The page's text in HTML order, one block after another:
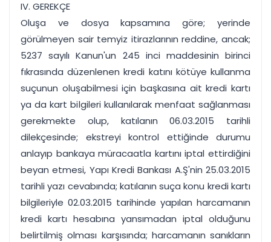
IV. GEREKÇE
Oluşa ve dosya kapsamına göre; yerinde
görülmeyen sair temyiz itirazlarının reddine, ancak;
5237 sayılı Kanun'un 245 inci maddesinin birinci
fıkrasında düzenlenen kredi katını kötüye kullanma
suçunun oluşabilmesi için başkasına ait kredi kartı
ya da kart bilgileri kullanılarak menfaat sağlanması
gerekmekte olup, katılanın 06.03.2015 tarihli
dilekçesinde; ekstreyi kontrol ettiğinde durumu
anlayıp bankaya müracaatla kartını iptal ettirdiğini
beyan etmesi, Yapı Kredi Bankası A.Ş'nin 25.03.2015
tarihli yazı cevabında; katılanın suça konu kredi kartı
bilgileriyle 02.03.2015 tarihinde yapılan harcamanın
kredi kartı hesabına yansımadan iptal olduğunu
belirtilmiş olması karşısında; harcamanın sanıkların